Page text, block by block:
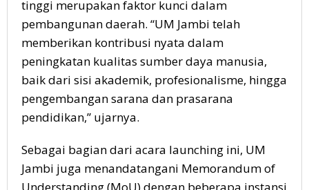
tinggi merupakan faktor kunci dalam
pembangunan daerah. “UM Jambi telah
memberikan kontribusi nyata dalam
peningkatan kualitas sumber daya manusia,
baik dari sisi akademik, profesionalisme, hingga
pengembangan sarana dan prasarana
pendidikan,” ujarnya.
Sebagai bagian dari acara launching ini, UM
Jambi juga menandatangani Memorandum of